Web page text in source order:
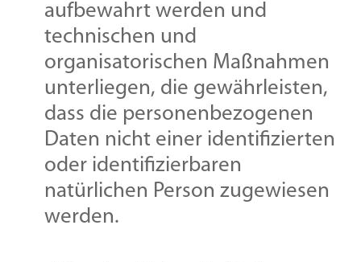
aufbewahrt werden und
technischen und
organisatorischen Maßnahmen
unterliegen, die gewährleisten,
dass die personenbezogenen
Daten nicht einer identifizierten
oder identifizierbaren
natürlichen Person zugewiesen
werden.